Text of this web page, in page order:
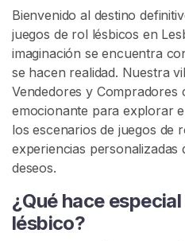
Bienvenido al destino
juegos de rol lésbicos en
imaginación se encuentra
se hacen realidad. Nuestra
Vendedores y
emocionante para explorar
los escenarios de juegos de
experiencias personalizadas
deseos.
¿Qué hace
lésbico?
c
i
o
x
r
a